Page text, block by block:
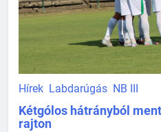
Hírek Labdarúgás NB III
Kétgólos hátrányból
rajton